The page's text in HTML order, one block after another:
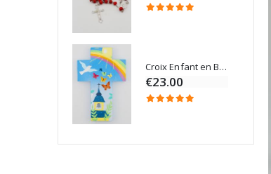
Croix Enfant en Bois Eglise Papillons et Arc-en-ciel 15 cm
€23.00